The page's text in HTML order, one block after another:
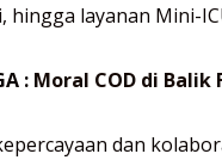
hingga layanan Mini-
: Moral COD di Balik
dan